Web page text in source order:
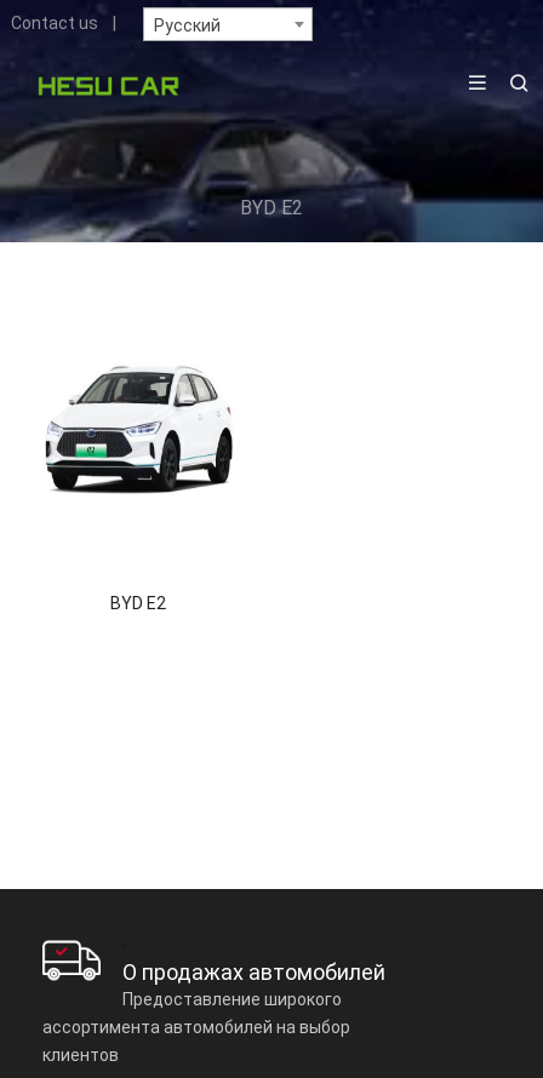
Contact us Русский
BYD E2
BYD E2
О продажах автомобилей
Предоставление широкого
ассортимента автомобилей на выбор
клиентов